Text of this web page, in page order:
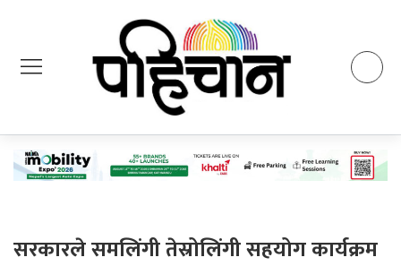
सरकारले समलिंगी तेस्रोलिंगी सहयोग कार्यक्रम